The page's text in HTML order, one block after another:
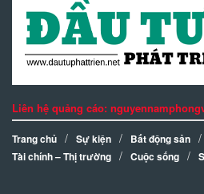
Liên hệ quảng cáo:
Trang chủ Sự kiện Bất động sản
Tài chính – Thị trường
Cuộc sống